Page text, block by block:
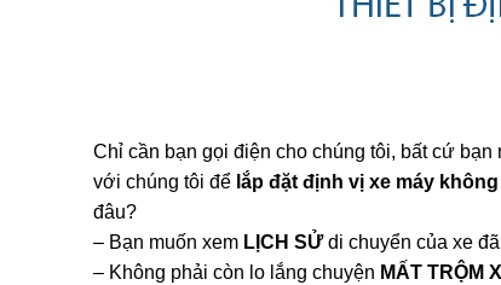
Chỉ cần bạn gọi điện cho chúng tôi, bất cứ
với chúng tôi để lắp đặt định vị xe máy
đâu?
– Bạn muốn xem LỊCH SỬdi chuyển của xe
– Không phải còn lo lắng chuyện MẤT TRỘM